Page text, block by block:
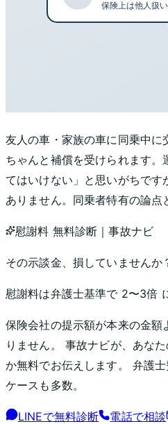
友人の車・家族の車に同乗中に
ちゃんと補償を受けられます。
てはいけない」と思いがちです
ありません。同乗者特有の論点
慰謝料 無料診断｜事故ナビ
その示談金、 損していませんか
慰謝料は弁護士基準で 2〜3倍
保険会社の提示額が本来の金額
りません。 事故ナビが、あな
か無料でお伝えします。 弁護
ケースも多数。
LINEで無料診断 電話で相談